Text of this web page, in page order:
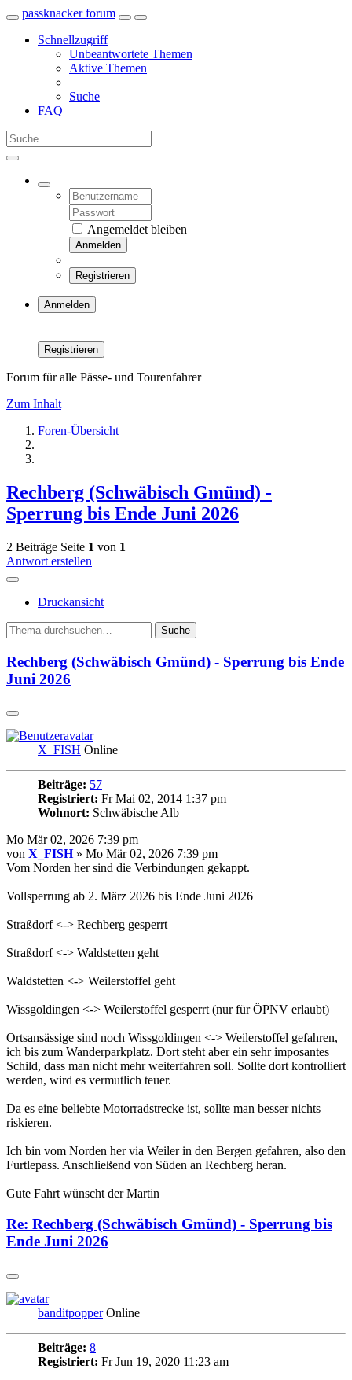
passknacker forum
Schnellzugriff
Unbeantwortete Themen
Aktive Themen
Suche
FAQ
Angemeldet bleiben
Anmelden
Registrieren
Anmelden
Registrieren
Forum für alle Pässe- und Tourenfahrer
Zum Inhalt
Foren-Übersicht
Rechberg (Schwäbisch Gmünd) -
Sperrung bis Ende Juni 2026
2 Beiträge Seite 1 von 1
Antwort erstellen
Druckansicht
Suche
Rechberg (Schwäbisch Gmünd) - Sperrung bis Ende
Juni 2026
X_FISH Online
Beiträge: 57
Registriert: Fr Mai 02, 2014 1:37 pm
Wohnort: Schwäbische Alb
Mo Mär 02, 2026 7:39 pm
von X_FISH» Mo Mär 02, 2026 7:39 pm
Vom Norden her sind die Verbindungen gekappt.
Vollsperrung ab 2. März 2026 bis Ende Juni 2026
Straßdorf <-> Rechberg gesperrt
Straßdorf <-> Waldstetten geht
Waldstetten <-> Weilerstoffel geht
Wissgoldingen <-> Weilerstoffel gesperrt (nur für ÖPNV erlaubt)
Ortsansässige sind noch Wissgoldingen <-> Weilerstoffel gefahren,
ich bis zum Wanderparkplatz. Dort steht aber ein sehr imposantes
Schild, dass man nicht mehr weiterfahren soll. Sollte dort kontrolliert
werden, wird es vermutlich teuer.
Da es eine beliebte Motorradstrecke ist, sollte man besser nichts
riskieren.
Ich bin vom Norden her via Weiler in den Bergen gefahren, also den
Furtlepass. Anschließend von Süden an Rechberg heran.
Gute Fahrt wünscht der Martin
Re: Rechberg (Schwäbisch Gmünd) - Sperrung bis
Ende Juni 2026
banditpopper Online
Beiträge: 8
Registriert: Fr Jun 19, 2020 11:23 am